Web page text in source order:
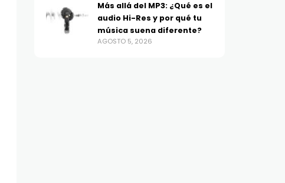
Más allá del MP3: ¿Qué es el
audio Hi-Res y por qué tu
música suena diferente?
AGOSTO 5, 2026